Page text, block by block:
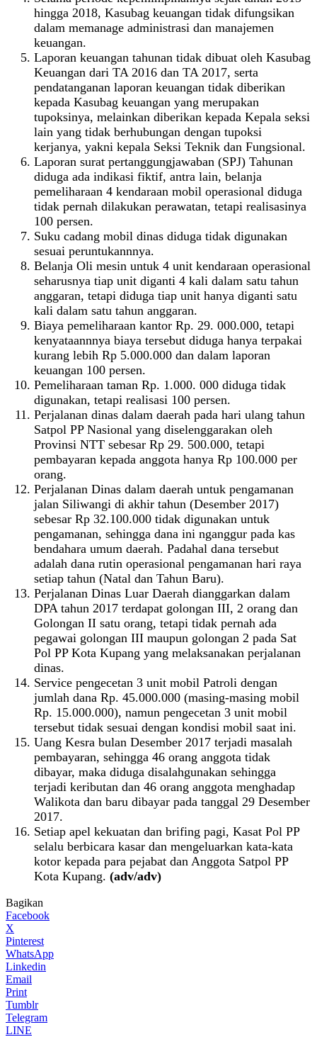
hingga 2018, Kasubag keuangan tidak difungsikan
dalam memanage administrasi dan manajemen
keuangan.
Laporan keuangan tahunan tidak dibuat oleh Kasubag
Keuangan dari TA 2016 dan TA 2017, serta
pendatanganan laporan keuangan tidak diberikan
kepada Kasubag keuangan yang merupakan
tupoksinya, melainkan diberikan kepada Kepala seksi
lain yang tidak berhubungan dengan tupoksi
kerjanya, yakni kepala Seksi Teknik dan Fungsional.
Laporan surat pertanggungjawaban (SPJ) Tahunan
diduga ada indikasi fiktif, antra lain, belanja
pemeliharaan 4 kendaraan mobil operasional diduga
tidak pernah dilakukan perawatan, tetapi realisasinya
100 persen.
Suku cadang mobil dinas diduga tidak digunakan
sesuai peruntukannnya.
Belanja Oli mesin untuk 4 unit kendaraan operasional
seharusnya tiap unit diganti 4 kali dalam satu tahun
anggaran, tetapi diduga tiap unit hanya diganti satu
kali dalam satu tahun anggaran.
Biaya pemeliharaan kantor Rp. 29. 000.000, tetapi
kenyataannnya biaya tersebut diduga hanya terpakai
kurang lebih Rp 5.000.000 dan dalam laporan
keuangan 100 persen.
Pemeliharaan taman Rp. 1.000. 000 diduga tidak
digunakan, tetapi realisasi 100 persen.
Perjalanan dinas dalam daerah pada hari ulang tahun
Satpol PP Nasional yang diselenggarakan oleh
Provinsi NTT sebesar Rp 29. 500.000, tetapi
pembayaran kepada anggota hanya Rp 100.000 per
orang.
Perjalanan Dinas dalam daerah untuk pengamanan
jalan Siliwangi di akhir tahun (Desember 2017)
sebesar Rp 32.100.000 tidak digunakan untuk
pengamanan, sehingga dana ini nganggur pada kas
bendahara umum daerah. Padahal dana tersebut
adalah dana rutin operasional pengamanan hari raya
setiap tahun (Natal dan Tahun Baru).
Perjalanan Dinas Luar Daerah dianggarkan dalam
DPA tahun 2017 terdapat golongan III, 2 orang dan
Golongan II satu orang, tetapi tidak pernah ada
pegawai golongan III maupun golongan 2 pada Sat
Pol PP Kota Kupang yang melaksanakan perjalanan
dinas.
Service pengecetan 3 unit mobil Patroli dengan
jumlah dana Rp. 45.000.000 (masing-masing mobil
Rp. 15.000.000), namun pengecetan 3 unit mobil
tersebut tidak sesuai dengan kondisi mobil saat ini.
Uang Kesra bulan Desember 2017 terjadi masalah
pembayaran, sehingga 46 orang anggota tidak
dibayar, maka diduga disalahgunakan sehingga
terjadi keributan dan 46 orang anggota menghadap
Walikota dan baru dibayar pada tanggal 29 Desember
2017.
Setiap apel kekuatan dan brifing pagi, Kasat Pol PP
selalu berbicara kasar dan mengeluarkan kata-kata
kotor kepada para pejabat dan Anggota Satpol PP
Kota Kupang. (adv/adv)
Bagikan
Facebook
X
Pinterest
WhatsApp
Linkedin
Email
Print
Tumblr
Telegram
LINE